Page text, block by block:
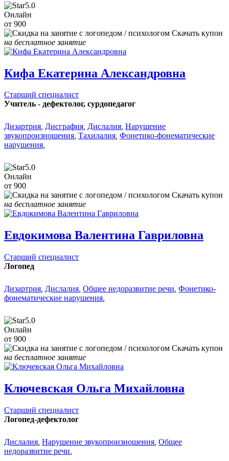
5.0
Онлайн
от 900
Скачать купон
на бесплатное занятие
Кифа Екатерина Александровна
Старший специалист
Учитель - дефектолог, сурдопедагог
Дизартрия, Дисграфия, Дислалия, Нарушение
звукопроизношения, Тахилалия, Фонетико-фонематические
нарушения,
5.0
Онлайн
от 900
Скачать купон
на бесплатное занятие
Евдокимова Валентина Гавриловна
Старший специалист
Логопед
Дизартрия Дислалия Общее недоразвитие речи Фонетико-
фонематические нарушения
5.0
Онлайн
от 900
Скачать купон
на бесплатное занятие
Ключевская Ольга Михайловна
Старший специалист
Логопед-дефектолог
Дислалия Нарушение звукопроизношения Общее
недоразвитие речи